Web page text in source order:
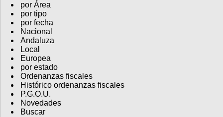
por Área
por tipo
por fecha
Nacional
Andaluza
Local
Europea
por estado
Ordenanzas fiscales
Histórico ordenanzas fiscales
P.G.O.U.
Novedades
Buscar